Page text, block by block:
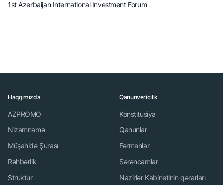
1st Azerbaijan International Investment Forum
Haqqımızda
AZPROMO
Nizamnamə
Müşahidə Şurası
Rəhbərlik
Struktur
Qanunvericilik
Konstitusiya
Qanunlar
Fərmanlar
Sərəncamlar
Nazirlər Kabinetinin qərarları